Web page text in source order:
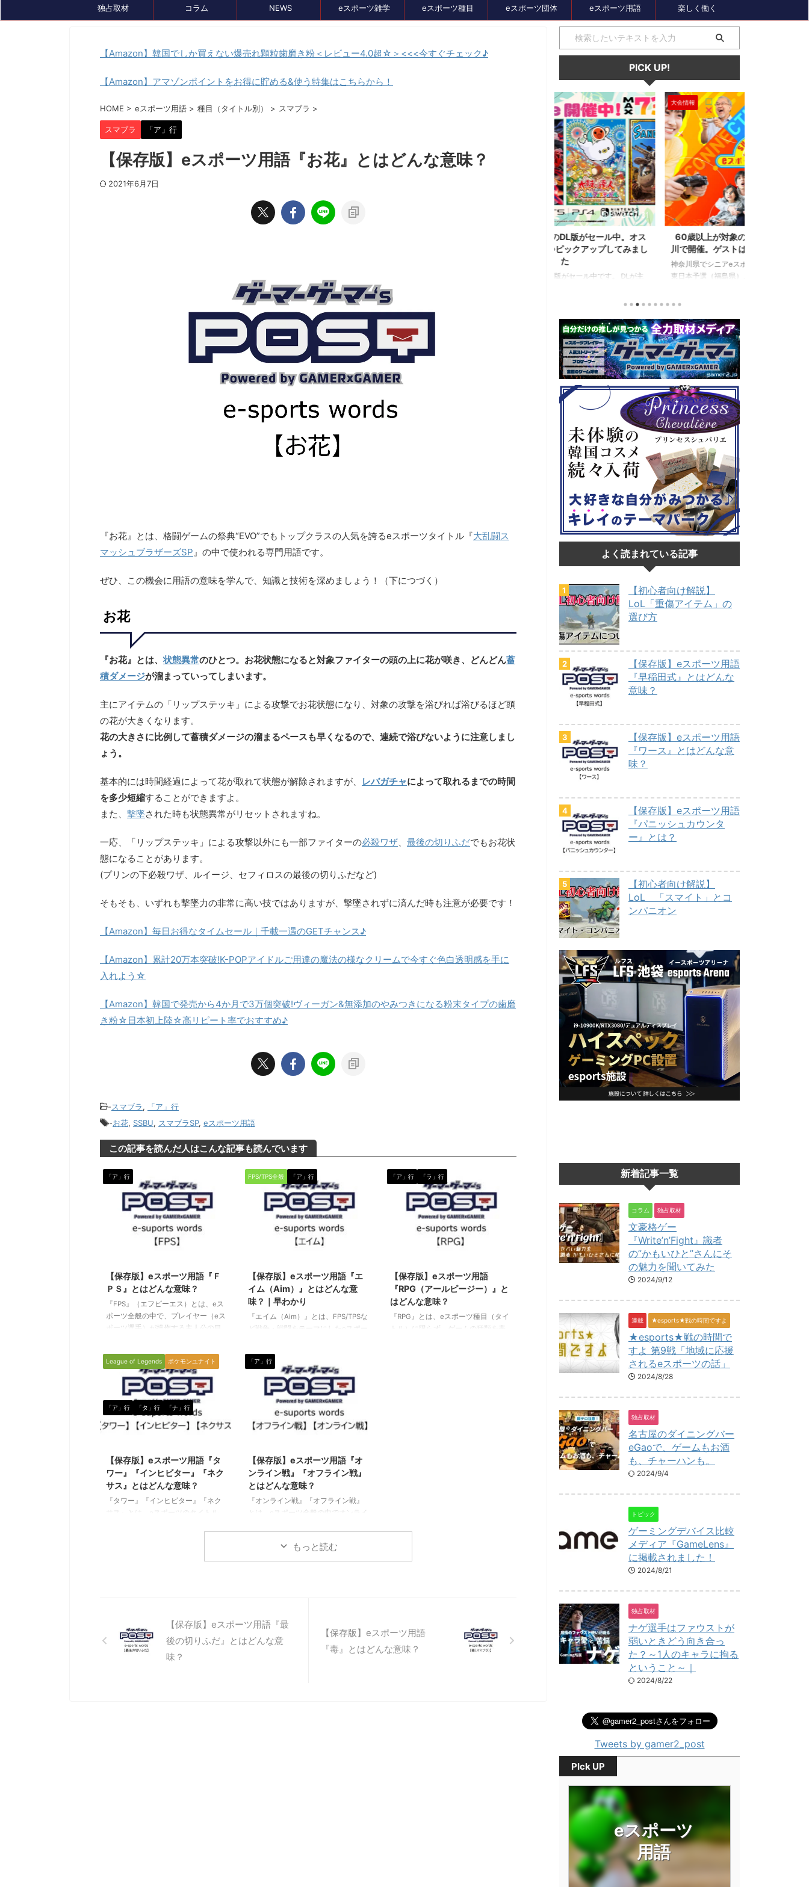
独占取材 コラム NEWS eスポーツ雑学 eスポーツ種目 eスポーツ団体 eスポーツ用語 楽しく働く
【Amazon】韓国でしか買えない爆売れ顆粒歯磨き粉＜レビュー4.0超☆＞<<<今すぐチェック♪
【Amazon】アマゾンポイントをお得に貯める&使う特集はこちらから！
HOME > eスポーツ用語 > 種目（タイトル別） > スマブラ >
スマブラ 「ア」行
【保存版】eスポーツ用語『お花』とはどんな意味？
2021年6月7日
『お花』とは、格闘ゲームの祭典“EVO”でもトップクラスの人気を誇るeスポーツタイトル『大乱闘ス
マッシュブラザーズSP』の中で使われる専門用語です。
ぜひ、この機会に用語の意味を学んで、知識と技術を深めましょう！（下につづく）
お花
『お花』とは、状態異常のひとつ。お花状態になると対象ファイターの頭の上に花が咲き、どんどん蓄
積ダメージが溜まっていってしまいます。
主にアイテムの「リップステッキ」による攻撃でお花状態になり、対象の攻撃を浴びれば浴びるほど頭
の花が大きくなります。
花の大きさに比例して蓄積ダメージの溜まるペースも早くなるので、連続で浴びないように注意しまし
ょう。
基本的には時間経過によって花が取れて状態が解除されますが、 レバガチャによって取れるまでの時間
を多少短縮することができますよ。
また、 撃墜された時も状態異常がリセットされますね。
一応、「リップステッキ」による攻撃以外にも一部ファイターの必殺ワザ、 最後の切りふだでもお花状
態になることがあります。
(プリンの下必殺ワザ、ルイージ、セフィロスの最後の切りふだなど)
そもそも、いずれも撃墜力の非常に高い技ではありますが、撃墜されずに済んだ時も注意が必要です！
【Amazon】毎日お得なタイムセール｜千載一遇のGETチャンス♪
【Amazon】累計20万本突破!K-POPアイドルご用達の魔法の様なクリームで今すぐ色白透明感を手に
入れよう☆
【Amazon】韓国で発売から4か月で3万個突破!ヴィーガン&無添加のやみつきになる粉末タイプの歯磨
き粉☆日本初上陸☆高リピート率でおすすめ♪
-スマブラ,
「ア」行
-お花, SSBU, スマブラSP, eスポーツ用語
この記事を読んだ人はこんな記事も読んでいます
「ア」行
【保存版】eスポーツ用語『Ｆ
ＰＳ』とはどんな意味？
『FPS』（エフピーエス）とは、eス
ポーツ全般の中で、プレイヤー（eス
ポーツ選手）が操作する主人公の目
ル）に関して使われる専門用語で
す。 別のeスポーツワードに「フレ
ームレート（＝FPS）」という言葉
もありますが、コチラはまた別の意
味を持つeスポーツワードです。（下
に続く） ＦＰＳ（エフピーエス） 一
人称視点（本人目線）で行われるシ
指す言葉で、First Person
Shooter（ファーストパーソンシュー
タ ...
FPS/TPS全般 「ア」行
【保存版】eスポーツ用語『エ
イム（Aim）』とはどんな意
味？｜早わかり
『エイム（Aim）』とは、FPS/TPSな
ど戦争・戦闘をテーマにしたeスポー
イム（Aim） エイムとは、FPSやTPS
などの戦闘や戦争をテーマにしたeス
ポーツ種目（タイトル）の中で、自
分の銃や武器の照準を敵に合わせる
ことを指します。 こういった種類の
ゲームにおいて、この『エイム』の
速さや正確さなどの技術的要素は、
時の動きの速さの設定）を見つける
ことも同様に重要です。ゲームによ
ってはかなり細かく調整できるので
様 ...
「ア」行 「ラ」行
【保存版】eスポーツ用語
『RPG（アールピージー）』と
はどんな意味？
『RPG』とは、eスポーツ種目（タイ
トル）に限らず、ゲームの種類を表
League of Legends ポケモンユナイト
「ア」行 「タ」行 「ナ」行
【保存版】eスポーツ用語『タ
ワー』『インヒビター』『ネク
サス』とはどんな意味？
『タワー』『インヒビター』『ネク
サス』とは、eスポーツのタイトル
です。 タワー（Tower） 相手チーム
https://jp.leagueoflegends.com/ja-
jp/ インヒビター（Inhibitor) インヒ
ビターは各レーンの味方陣 ...
「ア」行
【保存版】eスポーツ用語『オ
ンライン戦』『オフライン戦』
とはどんな意味？
『オンライン戦』『オフライン戦』
とは、eスポーツ全般の中でオンライ
ライン戦 オンライン戦、オンライン
予選、などと使われる言葉で、対戦
予選大会から行うのは、物理的に困
難なため、決勝進出者を絞り込むま
での予選大会を『オンライン戦』で
もっと読む
【保存版】eスポーツ用語『最
後の切りふだ』とはどんな意
味？
【保存版】eスポーツ用語
『毒』とはどんな意味？
PICK UP!
2024/8/21
GameLensさんでは、PCに限らず家庭用ゲーム機を
含む様々なハードのデバイスや、プロゲーマーやス
トリーマーが使用しているデバイスを紹介していま
す。加えて、プロゲーマーのマウス感度やキー設定
など細かいことまで網羅していますよ。 何か新しい
デバイスを検討するときや、新しい環境を構築した
り、設定を試してみたりしたいときに参考にしてみ
てはいかがでしょうか。 ▼GameLens
https://mediator- ...
流になりつつある昨今、セールするとお得感から積
みゲーしてしまいがちな人も多いはず。ということ
で、今回は1年後、2年後に遊んでも楽しめるような
似したゲームや続編が出にくいゲーム、長く遊べる
ゲーム、定番ゲーム） 注目タイトル ◆『LITTLE
(Switch） ２Dアクションホラーゲームの2作のセッ
トです。 ◆『鉄拳8 Deluxe Edition』（PS5） ...
大会情報
2024/7/31
60歳以上が対象のeスポーツの大会が神奈
川で開催。ゲストはまさかの蝶野正洋！！！
神奈川県でシニアeスポーツ大会が開催されます。
東日本予選（福島県）、西日本予選（大阪府）、関
楽しめるイベントになっているようです。 ちなみ
に、ゲストのプロレスラーである蝶野正洋さんは今
年60歳になるそうです。トークセッションに登場し
ますよ。 この記事のポイント ・大会参加者は60歳
以上 ・3地区で予選あり。予選は8月24日、25日と9
月22日。本戦は9月22日（事前エ ...
よく読まれている記事
【初心者向け解説】
LoL「重傷アイテム」の
選び方
【保存版】eスポーツ用語
『早稲田式』とはどんな
意味？
【保存版】eスポーツ用語
『ワース』とはどんな意
味？
【保存版】eスポーツ用語
『パニッシュカウンタ
ー』とは？
【初心者向け解説】
LoL 「スマイト」とコ
ンパニオン
新着記事一覧
コラム 独占取材
文豪格ゲー
『Write’n’Fight』識者
の”かもいひと”さんにそ
の魅力を聞いてみた
2024/9/12
連載 ★esports★戦の時間ですよ
★esports★戦の時間で
すよ 第9戦「地域に応援
されるeスポーツの話」
2024/8/28
独占取材
名古屋のダイニングバー
eGaoで、ゲームもお酒
も、チャーハンも。
2024/9/4
トピック
ゲーミングデバイス比較
メディア『GameLens』
に掲載されました！
2024/8/21
独占取材
ナゲ選手はファウストが
弱いときどう向き合っ
た？～1人のキャラに拘る
ということ～｜
2024/8/22
Tweets by gamer2_post
PIck UP
eスポーツ
用語